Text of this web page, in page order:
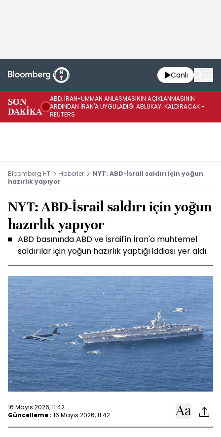
Canlı
SON
DAKİKA
ABD, İRAN-UMMAN ANLAŞMASININ AÇIKLANMASININ
ARDINDAN İRAN'A UYGULADIĞI ABLUKAYI KALDIRACAK -
REUTERS
Bloomberg HT Haberler
NYT: ABD-İsrail saldırı için yoğun
hazırlık yapıyor
NYT: ABD-İsrail saldırı için yoğun
hazırlık yapıyor
ABD basınında ABD ve İsrail'in İran'a muhtemel
saldırılar için yoğun hazırlık yaptığı iddiası yer aldı.
16 Mayıs 2026, 11:42
Güncelleme : 16 Mayıs 2026, 11:42